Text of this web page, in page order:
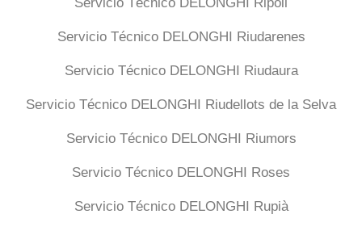
Servicio Técnico DELONGHI Riudarenes
Servicio Técnico DELONGHI Riudaura
Servicio Técnico DELONGHI Riudellots de la Selva
Servicio Técnico DELONGHI Riumors
Servicio Técnico DELONGHI Roses
Servicio Técnico DELONGHI Rupià